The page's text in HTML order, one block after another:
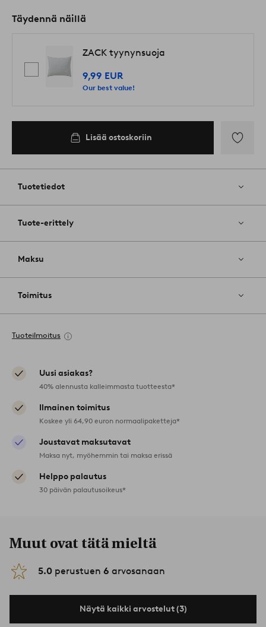
Täydennä näillä
ZACK tyynynsuoja
9,99 EUR
Our best value!
Lisää ostoskoriin
Tuotetiedot
Tuote-erittely
Maksu
Toimitus
Tuoteilmoitus
Uusi asiakas?
40% alennusta kalleimmasta tuotteesta*
Ilmainen toimitus
Koskee yli 64,90 euron normaalipaketteja*
Joustavat maksutavat
Maksa nyt, myöhemmin tai maksa erissä
Helppo palautus
30 päivän palautusoikeus*
Muut ovat tätä mieltä
5.0 perustuen 6 arvosanaan
Näytä kaikki arvostelut (3)